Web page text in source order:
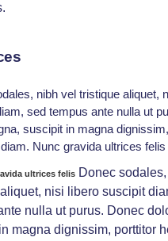
nibh vel tristique aliquet,
sed tempus ante nulla ut
suscipit in magna
Nunc gravida ultrices felis
ultrices felis Donec sodales,
nisi libero suscipit
nulla ut purus. Donec
magna dignissim, porttitor